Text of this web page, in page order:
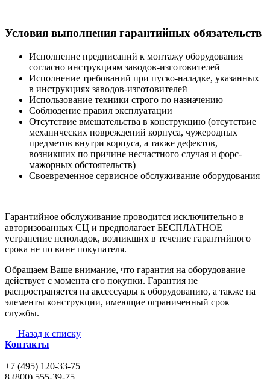
Условия выполнения гарантийных обязательств
Исполнение предписаний к монтажу оборудования
согласно инструкциям заводов-изготовителей
Исполнение требований при пуско-наладке, указанных
в инструкциях заводов-изготовителей
Использование техники строго по назначению
Соблюдение правил эксплуатации
Отсутствие вмешательства в конструкцию (отсутствие
механических повреждений корпуса, чужеродных
предметов внутри корпуса, а также дефектов,
возникших по причине несчастного случая и форс-
мажорных обстоятельств)
Своевременное сервисное обслуживание оборудования
Гарантийное обслуживание проводится исключительно в
авторизованных СЦ и предполагает БЕСПЛАТНОЕ
устранение неполадок, возникших в течение гарантийного
срока не по вине покупателя.
Обращаем Ваше внимание, что гарантия на оборудование
действует с момента его покупки. Гарантия не
распространяется на аксессуары к оборудованию, а также на
элементы конструкции, имеющие ограниченный срок
службы.
Назад к списку
Контакты
+7 (495) 120-33-75
8 (800) 555-39-75